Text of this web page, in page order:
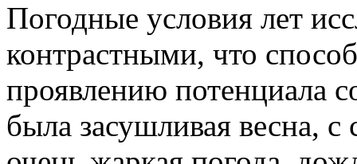
Погодные условия лет
контрастными, что
проявлению потенциала
была засушливая весна, с